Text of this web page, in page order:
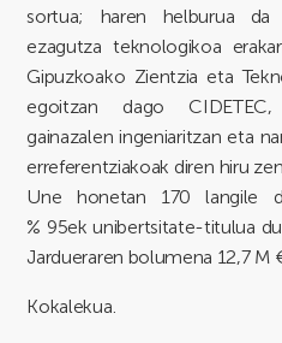
sortua; haren helburua da
ezagutza teknologikoa
Gipuzkoako Zientzia eta
egoitzan dago
gainazalen ingeniaritzan eta
erreferentziakoak diren hiru
Une honetan 170 langile
% 95ek unibertsitate-titulua
Jardueraren bolumena 12,7 M
Kokalekua.